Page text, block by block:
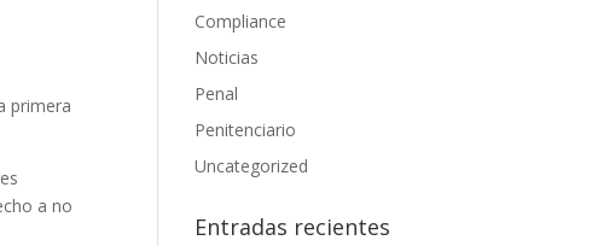
primera
a no
Compliance
Noticias
Penal
Penitenciario
Uncategorized
Entradas recientes